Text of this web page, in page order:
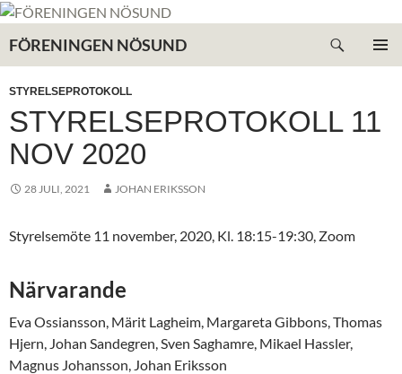
Hoppa
innehåll
FÖRENINGEN NÖSUND
STYRELSEPROTOKOLL
STYRELSEPROTOKOLL 11
NOV 2020
28 JULI, 2021 JOHAN ERIKSSON
Styrelsemöte 11 november, 2020, Kl. 18:15-19:30, Zoom
Närvarande
Eva Ossiansson, Märit Lagheim, Margareta Gibbons, Thomas
Hjern, Johan Sandegren, Sven Saghamre, Mikael Hassler,
Magnus Johansson, Johan Eriksson